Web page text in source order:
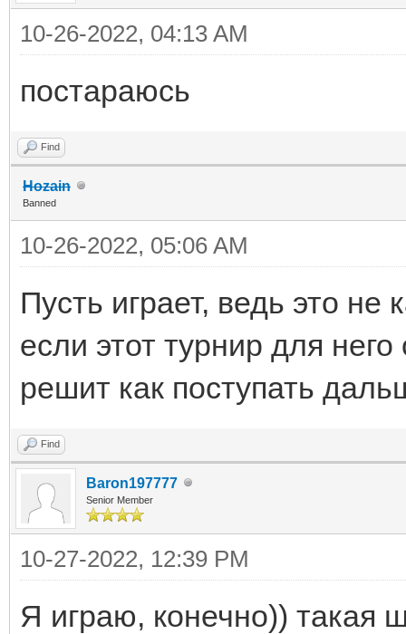
10-26-2022, 04:13 AM
постараюсь
Find
Hozain
Banned
10-26-2022, 05:06 AM
Пусть играет, ведь это
если этот турнир для
решит как поступать
Find
Baron197777
Senior Member
10-27-2022, 12:39 PM
Я играю, конечно)) такая